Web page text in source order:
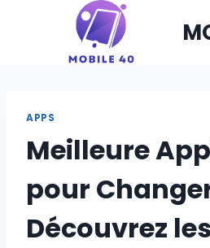
APPS
Meilleure
pour
Découvrez